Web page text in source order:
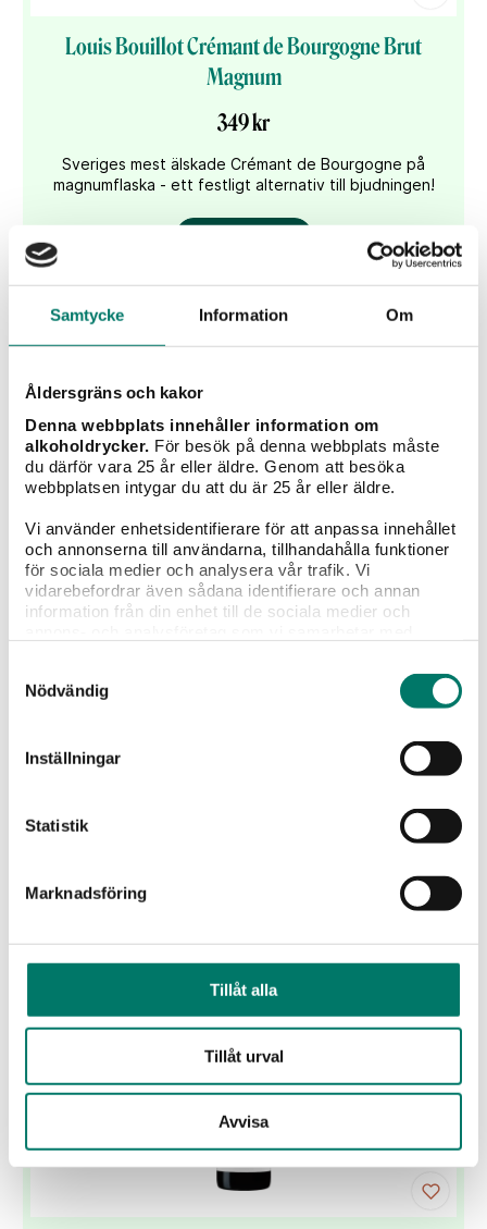
Samtycke Information Om
Åldersgräns och kakor
Denna webbplats innehåller information om
alkoholdrycker. För besök på denna webbplats måste
du därför vara 25 år eller äldre. Genom att besöka
webbplatsen intygar du att du är 25 år eller äldre.
Vi använder enhetsidentifierare för att anpassa innehållet
och annonserna till användarna, tillhandahålla funktioner
för sociala medier och analysera vår trafik. Vi
vidarebefordrar även sådana identifierare och annan
information från din enhet till de sociala medier och
information som du har tillhandahållit eller som de har
samlat in när du har använt deras tjänster.
Nödvändig
Inställningar
Statistik
Marknadsföring
Tillåt alla
Tillåt urval
Avvisa
Louis Bouillot Crémant de Bourgogne Brut
Magnum
349 kr
Sveriges mest älskade Crémant de Bourgogne på
magnumflaska - ett festligt alternativ till bjudningen!
Louis Bouillot Crémant de Bourgogne Brut
(37,5 cl)
Storfavoriten Louis Bouillot's mest populära Crémant